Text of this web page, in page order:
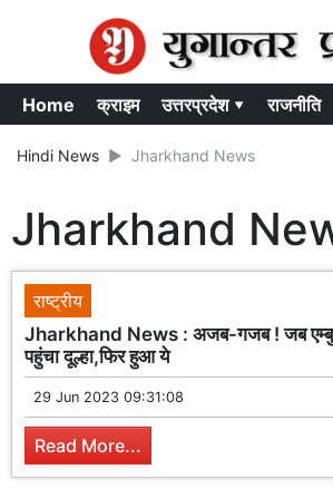
Home क्राइम उत्तरप्रदेश ▾ राजनीति
Hindi News Jharkhand News
Jharkhand
राष्ट्रीय
Jharkhand News : अजब-गजब ! जब
पहुंचा दूल्हा,फिर हुआ ये
29 Jun 2023 09:31:08
Read More...